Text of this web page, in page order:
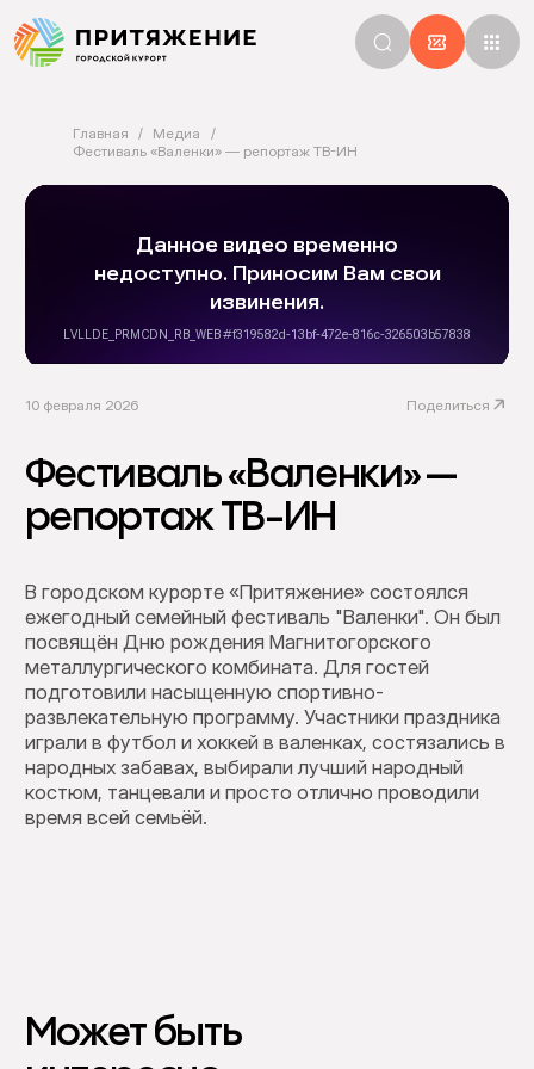
Главная
Медиа
Фестиваль «Валенки» — репортаж ТВ-ИН
10 февраля 2026 Поделиться
Фестиваль «Валенки» —
репортаж ТВ-ИН
В городском курорте «Притяжение» состоялся
ежегодный семейный фестиваль "Валенки". Он был
посвящён Дню рождения Магнитогорского
металлургического комбината. Для гостей
подготовили насыщенную спортивно-
развлекательную программу. Участники праздника
играли в футбол и хоккей в валенках, состязались в
народных забавах, выбирали лучший народный
костюм, танцевали и просто отлично проводили
время всей семьёй.
Может быть